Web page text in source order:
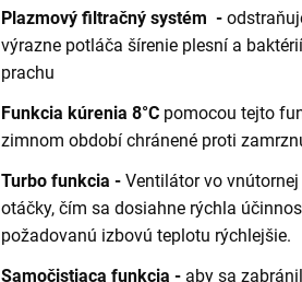
Plazmový filtračný systém -
výrazne potláča šírenie plesní a
prachu
Funkcia kúrenia 8°C pomocou tejto
zimnom období chránené proti
Turbo funkcia - Ventilátor vo
otáčky, čím sa dosiahne rýchla
požadovanú izbovú teplotu rýchlejšie.
Samočistiaca funkcia - aby sa